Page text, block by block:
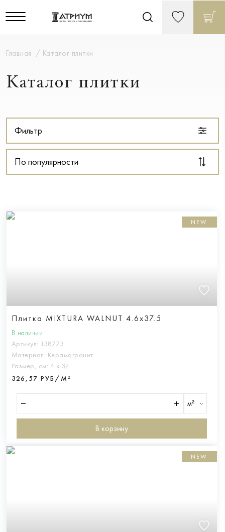
Главная Каталог плитки
Каталог плитки
Фильтр
По популярности
NEW
Плитка MIXTURA WALNUT 4.6x37.5
В наличии
Артикул: 138773
Материал: Керамогранит
Размер, см: 4 х 37
326,57 РУБ/М²
м²
В корзину
NEW